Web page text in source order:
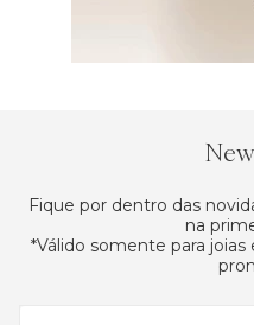
Fique por dentro das
na
*Válido somente para